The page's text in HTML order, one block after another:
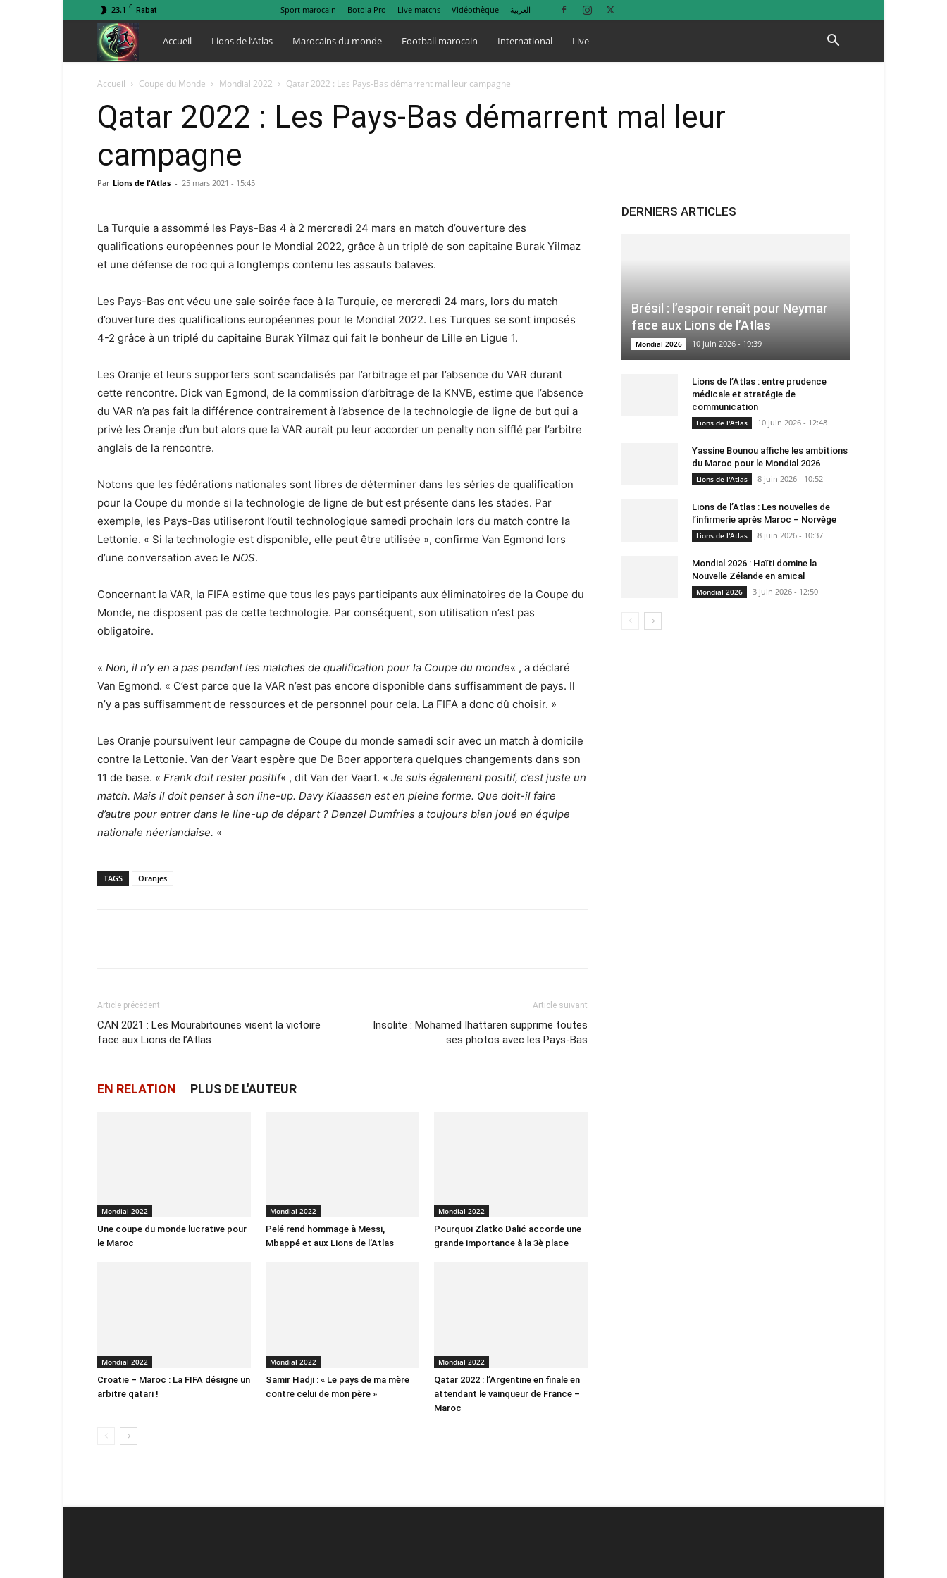
23.1 C Rabat Sport marocain Botola Pro Live matchs Vidéothèque العربية
Lions
de
l
Atlas
Accueil Lions de l’Atlas Marocains du monde Football marocain International Live
Accueil Coupe du Monde Mondial 2022 Qatar 2022 : Les Pays-Bas démarrent mal leur campagne
Qatar 2022 : Les Pays-Bas démarrent mal leur
campagne
Par Lions de l'Atlas - 25 mars 2021 - 15:45
La Turquie a assommé les Pays-Bas 4 à 2 mercredi 24 mars en match d’ouverture des
qualifications européennes pour le Mondial 2022, grâce à un triplé de son capitaine Burak Yilmaz
et une défense de roc qui a longtemps contenu les assauts bataves.
Les Pays-Bas ont vécu une sale soirée face à la Turquie, ce mercredi 24 mars, lors du match
d’ouverture des qualifications européennes pour le Mondial 2022. Les Turques se sont imposés
4-2 grâce à un triplé du capitaine Burak Yilmaz qui fait le bonheur de Lille en Ligue 1.
Les Oranje et leurs supporters sont scandalisés par l’arbitrage et par l’absence du VAR durant
cette rencontre. Dick van Egmond, de la commission d’arbitrage de la KNVB, estime que l’absence
du VAR n’a pas fait la différence contrairement à l’absence de la technologie de ligne de but qui a
privé les Oranje d’un but alors que la VAR aurait pu leur accorder un penalty non sifflé par l’arbitre
anglais de la rencontre.
Notons que les fédérations nationales sont libres de déterminer dans les séries de qualification
pour la Coupe du monde si la technologie de ligne de but est présente dans les stades. Par
exemple, les Pays-Bas utiliseront l’outil technologique samedi prochain lors du match contre la
Lettonie. « Si la technologie est disponible, elle peut être utilisée », confirme Van Egmond lors
d’une conversation avec le NOS.
Concernant la VAR, la FIFA estime que tous les pays participants aux éliminatoires de la Coupe du
Monde, ne disposent pas de cette technologie. Par conséquent, son utilisation n’est pas
obligatoire.
« Non, il n’y en a pas pendant les matches de qualification pour la Coupe du monde« , a déclaré
Van Egmond. « C’est parce que la VAR n’est pas encore disponible dans suffisamment de pays. Il
n’y a pas suffisamment de ressources et de personnel pour cela. La FIFA a donc dû choisir. »
Les Oranje poursuivent leur campagne de Coupe du monde samedi soir avec un match à domicile
contre la Lettonie. Van der Vaart espère que De Boer apportera quelques changements dans son
11 de base. « Frank doit rester positif« , dit Van der Vaart. « Je suis également positif, c’est juste un
match. Mais il doit penser à son line-up. Davy Klaassen est en pleine forme. Que doit-il faire
d’autre pour entrer dans le line-up de départ ? Denzel Dumfries a toujours bien joué en équipe
nationale néerlandaise. «
TAGS Oranjes
Article précédent
CAN 2021 : Les Mourabitounes visent la victoire
face aux Lions de l’Atlas
Article suivant
Insolite : Mohamed Ihattaren supprime toutes
ses photos avec les Pays-Bas
EN RELATION PLUS DE L'AUTEUR
Mondial 2022
Une coupe du monde lucrative pour
le Maroc
Mondial 2022
Pelé rend hommage à Messi,
Mbappé et aux Lions de l’Atlas
Mondial 2022
Pourquoi Zlatko Dalić accorde une
grande importance à la 3è place
Mondial 2022
Croatie – Maroc : La FIFA désigne un
arbitre qatari !
Mondial 2022
Samir Hadji : « Le pays de ma mère
contre celui de mon père »
Mondial 2022
Qatar 2022 : l’Argentine en finale en
attendant le vainqueur de France –
Maroc
DERNIERS ARTICLES
Brésil : l’espoir renaît pour Neymar
face aux Lions de l’Atlas
Mondial 2026 10 juin 2026 - 19:39
Lions de l’Atlas : entre prudence
médicale et stratégie de
communication
Lions de l'Atlas 10 juin 2026 - 12:48
Yassine Bounou affiche les ambitions
du Maroc pour le Mondial 2026
Lions de l'Atlas 8 juin 2026 - 10:52
Lions de l’Atlas : Les nouvelles de
l’infirmerie après Maroc – Norvège
Lions de l'Atlas 8 juin 2026 - 10:37
Mondial 2026 : Haïti domine la
Nouvelle Zélande en amical
Mondial 2026 3 juin 2026 - 12:50